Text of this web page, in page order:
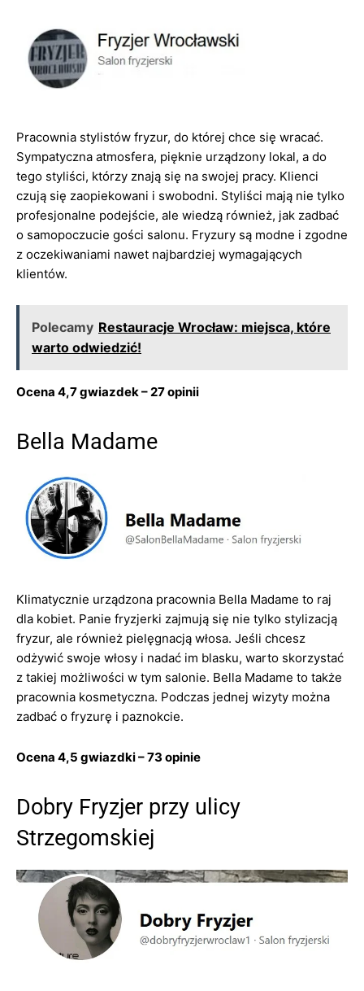
Pracownia stylistów fryzur, do której chce się wracać.
Sympatyczna atmosfera, pięknie urządzony lokal, a do
tego styliści, którzy znają się na swojej pracy. Klienci
czują się zaopiekowani i swobodni. Styliści mają nie tylko
profesjonalne podejście, ale wiedzą również, jak zadbać
o samopoczucie gości salonu. Fryzury są modne i zgodne
z oczekiwaniami nawet najbardziej wymagających
klientów.
Polecamy Restauracje Wrocław: miejsca, które
warto odwiedzić!
Ocena 4,7 gwiazdek – 27 opinii
Bella Madame
Klimatycznie urządzona pracownia Bella Madame to raj
dla kobiet. Panie fryzjerki zajmują się nie tylko stylizacją
fryzur, ale również pielęgnacją włosa. Jeśli chcesz
odżywić swoje włosy i nadać im blasku, warto skorzystać
z takiej możliwości w tym salonie. Bella Madame to także
pracownia kosmetyczna. Podczas jednej wizyty można
zadbać o fryzurę i paznokcie.
Ocena 4,5 gwiazdki – 73 opinie
Dobry Fryzjer przy ulicy
Strzegomskiej